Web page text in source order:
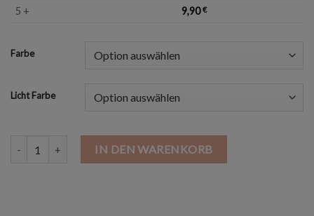
5 +
9,90€
Farbe
Licht Farbe
LED Einbaustrahler Flach 5W GU10 Menge
IN DEN WARENKORB